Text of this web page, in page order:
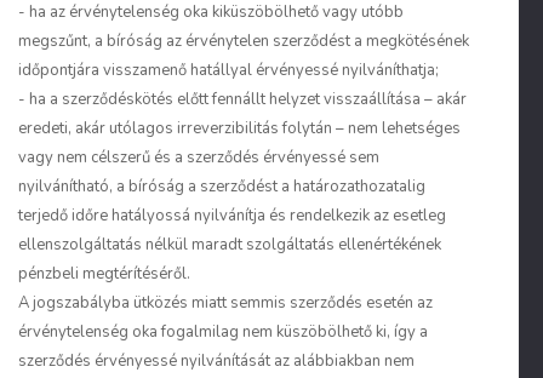
- ha az érvénytelenség oka kiküszöbölhető vagy utóbb
megszűnt, a bíróság az érvénytelen szerződést a megkötésének
időpontjára visszamenő hatállyal érvényessé nyilváníthatja;
- ha a szerződéskötés előtt fennállt helyzet visszaállítása – akár
eredeti, akár utólagos irreverzibilitás folytán – nem lehetséges
vagy nem célszerű és a szerződés érvényessé sem
nyilvánítható, a bíróság a szerződést a határozathozatalig
terjedő időre hatályossá nyilvánítja és rendelkezik az esetleg
ellenszolgáltatás nélkül maradt szolgáltatás ellenértékének
pénzbeli megtérítéséről.
A jogszabályba ütközés miatt semmis szerződés esetén az
érvénytelenség oka fogalmilag nem küszöbölhető ki, így a
szerződés érvényessé nyilvánítását az alábbiakban nem